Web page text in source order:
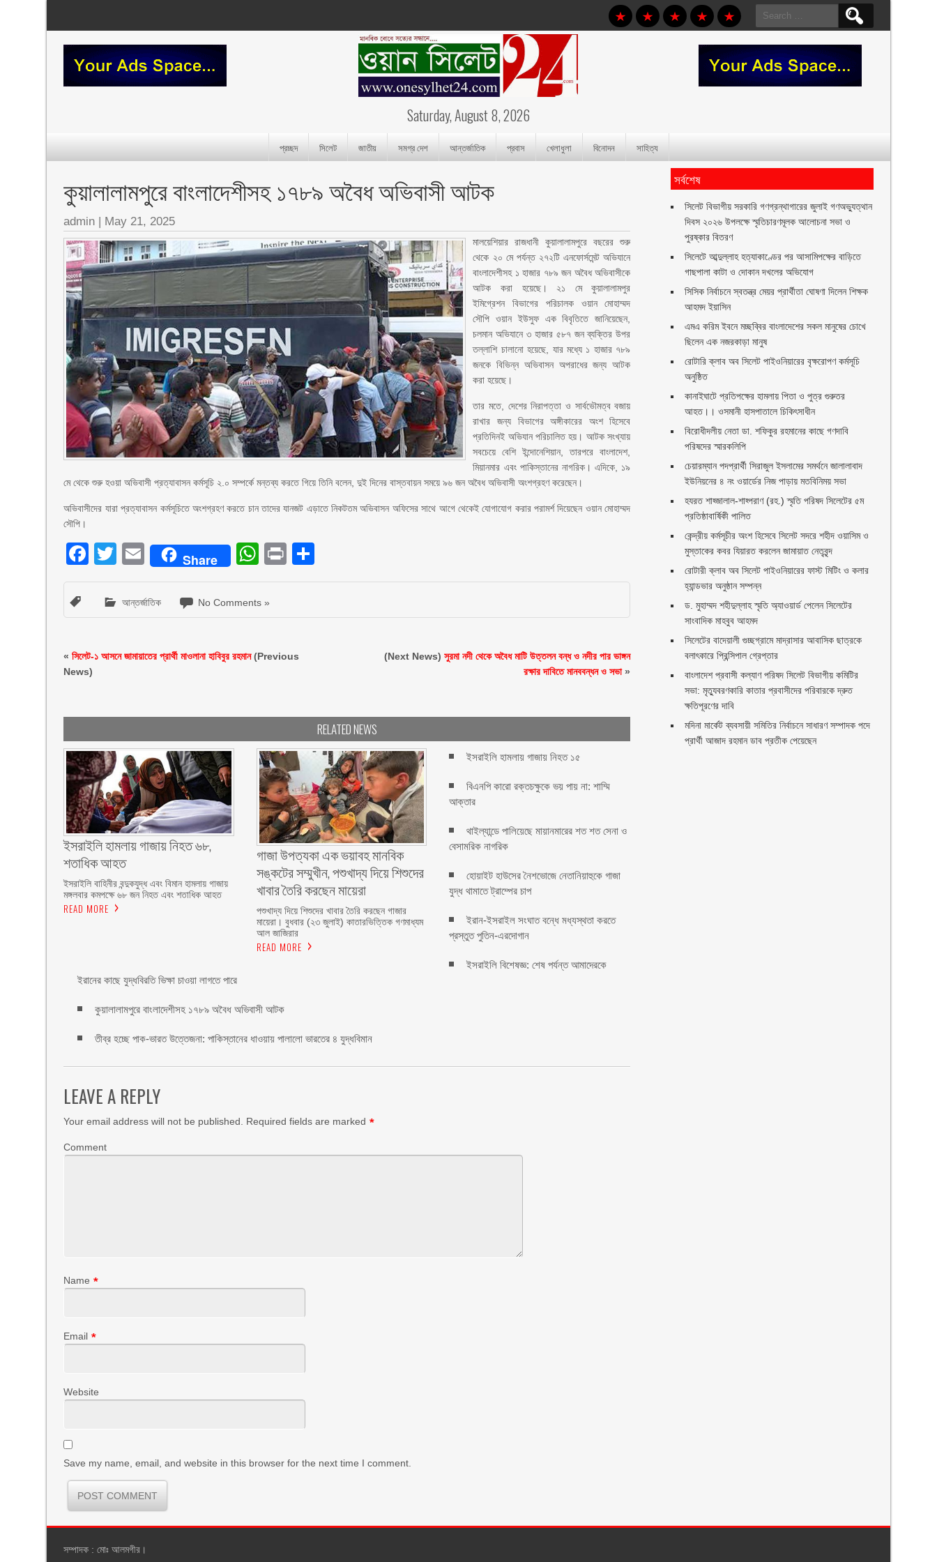
Search
for:
Saturday, August 8, 2026
প্রচ্ছদ সিলেট জাতীয় সমগ্র দেশ আন্তর্জাতিক প্রবাস খেলাধুলা বিনোদন সাহিত্য
কুয়ালালামপুরে বাংলাদেশীসহ ১৭৮৯ অবৈধ অভিবাসী আটক
admin | May 21, 2025
মালয়েশিয়ার রাজধানী কুয়ালালামপুরে বছরের শুরু
থেকে ২০ মে পর্যন্ত ২৭২টি এনফোর্সমেন্ট অভিযানে
বাংলাদেশীসহ ১ হাজার ৭৮৯ জন অবৈধ অভিবাসীকে
আটক করা হয়েছে। ২১ মে কুয়ালালামপুর
ইমিগ্রেশন বিভাগের পরিচালক ওয়ান মোহাম্মদ
সৌপি ওয়ান ইউসুফ এক বিবৃতিতে জানিয়েছেন,
চলমান অভিযানে ৩ হাজার ৫৮৭ জন ব্যক্তির উপর
তল্লাশি চালানো হয়েছে, যার মধ্যে ১ হাজার ৭৮৯
জনকে বিভিন্ন অভিবাসন অপরাধের জন্য আটক
করা হয়েছে।
তার মতে, দেশের নিরাপত্তা ও সার্বভৌমত্ব বজায়
রাখার জন্য বিভাগের অঙ্গীকারের অংশ হিসেবে
প্রতিদিনই অভিযান পরিচালিত হয়। আটক সংখ্যায়
সবচেয়ে বেশি ইন্দোনেশিয়ান, তারপরে বাংলাদেশ,
মিয়ানমার এবং পাকিস্তানের নাগরিক। এদিকে, ১৯
মে থেকে শুরু হওয়া অভিবাসী প্রত্যাবাসন কর্মসূচি ২.০ সম্পর্কে মন্তব্য করতে গিয়ে তিনি বলেন, দুই দিনের বাস্তবায়ন সময়ে ৯৬ জন অবৈধ অভিবাসী অংশগ্রহণ করেছেন।
অভিবাসীদের যারা প্রত্যাবাসন কর্মসূচিতে অংশগ্রহণ করতে চান তাদের যানজট এড়াতে নিকটতম অভিবাসন অফিসের সাথে আগে থেকেই যোগাযোগ করার পরামর্শ দিয়েছেন ওয়ান মোহাম্মদ
সৌপি।
Facebook
Twitter
EmailShare WhatsApp
Print
আন্তর্জাতিক No Comments »
«সিলেট-১ আসনে জামায়াতের প্রার্থী মাওলানা হাবিবুর রহমান(Previous
News)
(Next News)সুরমা নদী থেকে অবৈধ মাটি উত্তলন বন্ধ ও নদীর পার ভাঙ্গন
রক্ষার দাবিতে মানববন্ধন ও সভা»
RELATED NEWS
ইসরাইলি হামলায় গাজায় নিহত ৬৮,
শতাধিক আহত
ইসরাইলি বাহিনীর বন্দুকযুদ্ধ এবং বিমান হামলায় গাজায়
মঙ্গলবার কমপক্ষে ৬৮ জন নিহত এবং শতাধিক আহত
READ MORE
গাজা উপত্যকা এক ভয়াবহ মানবিক
সঙ্কটের সম্মুখীন, পশুখাদ্য দিয়ে শিশুদের
খাবার তৈরি করছেন মায়েরা
পশুখাদ্য দিয়ে শিশুদের খাবার তৈরি করছেন গাজার
মায়েরা। বুধবার (২৩ জুলাই) কাতারভিত্তিক গণমাধ্যম
আল জাজিরার
READ MORE
ইসরাইলি হামলায় গাজায় নিহত ১৫
বিএনপি কারো রক্তচক্ষুকে ভয় পায় না: শাম্মি
আক্তার
থাইল্যান্ডে পালিয়েছে মায়ানমারের শত শত সেনা ও
বেসামরিক নাগরিক
হোয়াইট হাউসের নৈশভোজে নেতানিয়াহুকে গাজা
যুদ্ধ থামাতে ট্রাম্পের চাপ
ইরান-ইসরাইল সংঘাত বন্ধে মধ্যস্থতা করতে
প্রস্তুত পুতিন-এরদোগান
ইসরাইলি বিশেষজ্ঞ: শেষ পর্যন্ত আমাদেরকে
ইরানের কাছে যুদ্ধবিরতি ভিক্ষা চাওয়া লাগতে পারে
কুয়ালালামপুরে বাংলাদেশীসহ ১৭৮৯ অবৈধ অভিবাসী আটক
তীব্র হচ্ছে পাক-ভারত উত্তেজনা: পাকিস্তানের ধাওয়ায় পালালো ভারতের ৪ যুদ্ধবিমান
LEAVE A REPLY
Your email address will not be published. Required fields are marked *
Comment
Name *
Email *
Website
Save my name, email, and website in this browser for the next time I comment.
সর্বশেষ
সিলেট বিভাগীয় সরকারি গণগ্রন্থাগারের জুলাই গণঅভ্যুত্থান
দিবস ২০২৬ উপলক্ষে স্মৃতিচারণমূলক আলোচনা সভা ও
পুরষ্কার বিতরণ ‎ ‎
সিলেটে আব্দুল্লাহ হত্যাকাণ্ডের পর আসামিপক্ষের বাড়িতে
গাছপালা কাটা ও দোকান দখলের অভিযোগ
সিসিক নির্বাচনে স্বতন্ত্র মেয়র প্রার্থীতা ঘোষণা দিলেন শিক্ষক
আহমদ ইয়াসিন
এমএ করিম ইবনে মচ্ছব্বির বাংলাদেশের সকল মানুষের চোখে
ছিলেন এক নজরকাড়া মানুষ ‎
রোটারি ক্লাব অব সিলেট পাইওনিয়ারের বৃক্ষরোপণ কর্মসূচি
অনুষ্ঠিত
কানাইঘাটে প্রতিপক্ষের হামলায় পিতা ও পুত্র গুরুতর
আহত।। ওসমানী হাসপাতালে চিকিৎসাধীন
বিরোধীদলীয় নেতা ডা. শফিকুর রহমানের কাছে গণদাবি
পরিষদের স্মারকলিপি ‎
চেয়ারম্যান পদপ্রার্থী সিরাজুল ইসলামের সমর্থনে জালালাবাদ
ইউনিয়নের ৪ নং ওয়ার্ডের নিজ পাড়ায় মতবিনিময় সভা
হযরত শাহ্জালাল-শাহ্পরাণ (রহ.) স্মৃতি পরিষদ সিলেটের ৫ম
প্রতিষ্ঠাবার্ষিকী পালিত ‎​
কেন্দ্রীয় কর্মসূচীর অংশ হিসেবে সিলেট সদরে শহীদ ওয়াসিম ও
মুস্তাকের কবর যিয়ারত করলেন জামায়াত নেতৃবৃন্দ ‎
রোটারী ক্লাব অব সিলেট পাইওনিয়ারের ফাস্ট মিটিং ও কলার
হ্যান্ডভার অনুষ্ঠান সম্পন্ন
ড. মুহাম্মদ শহীদুল্লাহ স্মৃতি অ্যাওয়ার্ড পেলেন সিলেটের
সাংবাদিক মাহবুব আহমদ
সিলেটের বাদেয়ালী গুচ্ছগ্রামে মাদ্রাসার আবাসিক ছাত্রকে
বলাৎকারে প্রিন্সিপাল গ্রেপ্তার ‎
বাংলাদেশ প্রবাসী কল্যাণ পরিষদ সিলেট বিভাগীয় কমিটির
সভা: মৃত্যুবরণকারি কাতার প্রবাসীদের পরিবারকে দ্রুত
ক্ষতিপূরণের দাবি
মদিনা মার্কেট ব্যবসায়ী সমিতির নির্বাচনে সাধারণ সম্পাদক পদে
প্রার্থী আজাদ রহমান ডাব প্রতীক পেয়েছেন ‎
সম্পাদক : মোঃ আলমগীর।